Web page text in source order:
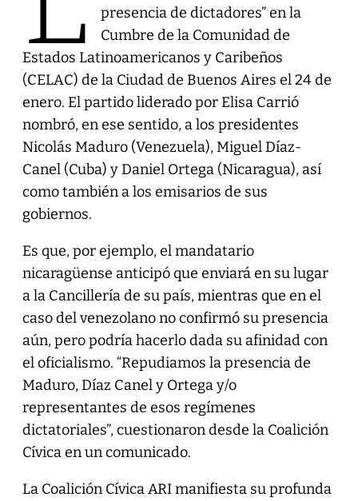
presencia de dictadores” en la
Cumbre de la Comunidad de
Estados Latinoamericanos y Caribeños
(CELAC) de la Ciudad de Buenos Aires el 24 de
enero. El partido liderado por Elisa Carrió
nombró, en ese sentido, a los presidentes
Nicolás Maduro (Venezuela), Miguel Díaz-
Canel (Cuba) y Daniel Ortega (Nicaragua), así
como también a los emisarios de sus
gobiernos.
Es que, por ejemplo, el mandatario
nicaragüense anticipó que enviará en su lugar
a la Cancillería de su país, mientras que en el
caso del venezolano no confirmó su presencia
aún, pero podría hacerlo dada su afinidad con
el oficialismo. “Repudiamos la presencia de
Maduro, Díaz Canel y Ortega y/o
representantes de esos regímenes
dictatoriales”, cuestionaron desde la Coalición
Cívica en un comunicado.
La Coalición Cívica ARI manifiesta su profunda